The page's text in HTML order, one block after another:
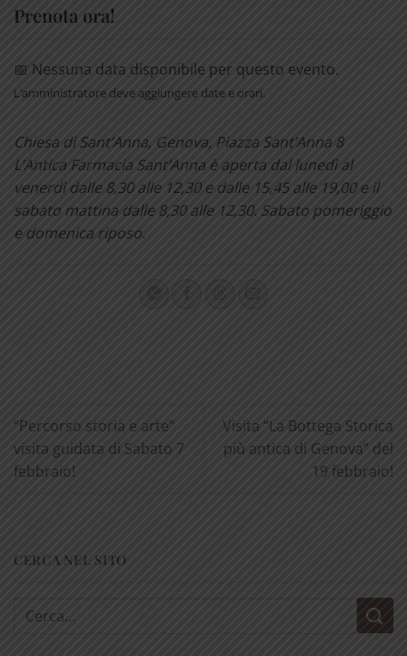
Prenota ora!
📅 Nessuna data disponibile per questo evento.
L’amministratore deve aggiungere date e orari.
Chiesa di Sant’Anna, Genova, Piazza Sant’Anna 8
L’Antica Farmacia Sant’Anna è aperta dal lunedì al
venerdì dalle 8,30 alle 12,30 e dalle 15,45 alle 19,00 e il
sabato mattina dalle 8,30 alle 12,30. Sabato pomeriggio
e domenica riposo.
“Percorso storia e arte”
visita guidata di Sabato 7
febbraio!
Visita “La Bottega Storica
più antica di Genova” del
19 febbraio!
CERCA NEL SITO
Cerca: